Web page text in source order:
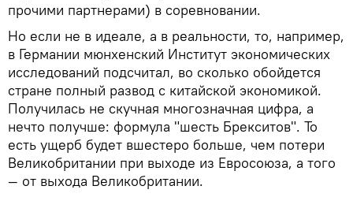
прочими партнерами) в соревновании.
Но если не в идеале, а в реальности, то, например,
в Германии мюнхенский Институт экономических
исследований подсчитал, во сколько обойдется
стране полный развод с китайской экономикой.
Получилась не скучная многозначная цифра, а
нечто получше: формула "шесть Брекситов". То
есть ущерб будет вшестеро больше, чем потери
Великобритании при выходе из Евросоюза, а того
— от выхода Великобритании.